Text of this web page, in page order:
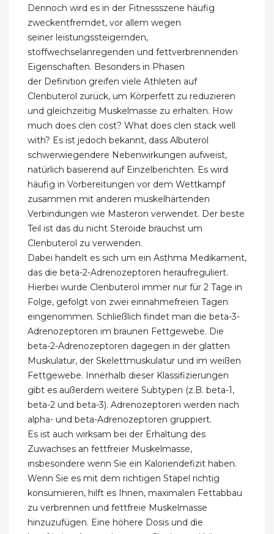
Dennoch wird es in der Fitnessszene häufig
zweckentfremdet, vor allem wegen
seiner leistungssteigernden,
stoffwechselanregenden und fettverbrennenden
Eigenschaften. Besonders in Phasen
der Definition greifen viele Athleten auf
Clenbuterol zurück, um Körperfett zu reduzieren
und gleichzeitig Muskelmasse zu erhalten. How
much does clen cost? What does clen stack well
with? Es ist jedoch bekannt, dass Albuterol
schwerwiegendere Nebenwirkungen aufweist,
natürlich basierend auf Einzelberichten. Es wird
häufig in Vorbereitungen vor dem Wettkampf
zusammen mit anderen muskelhärtenden
Verbindungen wie Masteron verwendet. Der beste
Teil ist das du nicht Steroide brauchst um
Clenbuterol zu verwenden.
Dabei handelt es sich um ein Asthma Medikament,
das die beta-2-Adrenozeptoren heraufreguliert.
Hierbei wurde Clenbuterol immer nur für 2 Tage in
Folge, gefolgt von zwei einnahmefreien Tagen
eingenommen. Schließlich findet man die beta-3-
Adrenozeptoren im braunen Fettgewebe. Die
beta-2-Adrenozeptoren dagegen in der glatten
Muskulatur, der Skelettmuskulatur und im weißen
Fettgewebe. Innerhalb dieser Klassifizierungen
gibt es außerdem weitere Subtypen (z.B. beta-1,
beta-2 und beta-3). Adrenozeptoren werden nach
alpha- und beta-Adrenozeptoren gruppiert.
Es ist auch wirksam bei der Erhaltung des
Zuwachses an fettfreier Muskelmasse,
insbesondere wenn Sie ein Kaloriendefizit haben.
Wenn Sie es mit dem richtigen Stapel richtig
konsumieren, hilft es Ihnen, maximalen Fettabbau
zu verbrennen und fettfreie Muskelmasse
hinzuzufügen. Eine höhere Dosis und die